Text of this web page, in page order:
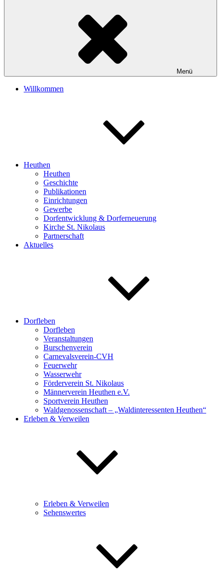
Menü
Willkommen
Heuthen
Heuthen
Geschichte
Publikationen
Einrichtungen
Gewerbe
Dorfentwicklung & Dorferneuerung
Kirche St. Nikolaus
Partnerschaft
Aktuelles
Dorfleben
Dorfleben
Veranstaltungen
Burschenverein
Carnevalsverein-CVH
Feuerwehr
Wasserwehr
Förderverein St. Nikolaus
Männerverein Heuthen e.V.
Sportverein Heuthen
Waldgenossenschaft – „Waldinteressenten Heuthen“
Erleben & Verweilen
Erleben & Verweilen
Sehenswertes